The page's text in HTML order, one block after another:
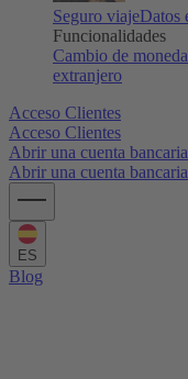
Seguro viajeDatos
Funcionalidades
Cambio de moneda
extranjero
Acceso Clientes
Acceso Clientes
Abrir una cuenta bancaria
Abrir una cuenta bancaria
ES
Blog